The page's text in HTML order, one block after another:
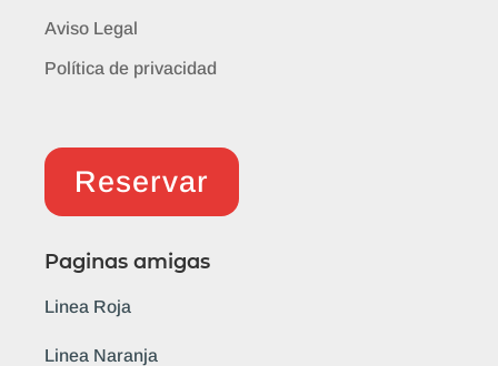
Aviso Legal
Política de privacidad
Reservar
Paginas amigas
Linea Roja
Linea Naranja